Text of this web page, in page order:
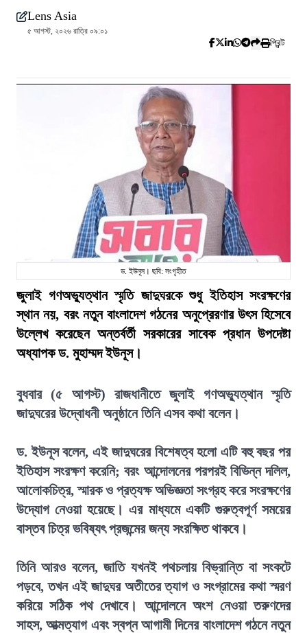
Lens Asia
৫ আগস্ট, ২০২৬ রাত্রি ০৯:০১
প্রিন্ট
ড. ইউনূস। ছবি: সংগৃহীত
জুলাই গণঅভ্যুত্থান স্মৃতি জাদুঘরকে শুধু ইতিহাস সংরক্ষণের
স্থান নয়, বরং নতুন বাংলাদেশ গঠনের অনুপ্রেরণার উৎস হিসেবে
উল্লেখ করেছেন অন্তর্বর্তী সরকারের সাবেক প্রধান উপদেষ্টা
অধ্যাপক ড. মুহাম্মদ ইউনূস।
বুধবার (৫ আগস্ট) রাজধানীতে জুলাই গণঅভ্যুত্থান স্মৃতি
জাদুঘরের উদ্বোধনী অনুষ্ঠানে তিনি এসব কথা বলেন।
ড. ইউনূস বলেন, এই জাদুঘরের বিশেষত্ব হলো এটি বহু বছর পর
ইতিহাস সংরক্ষণ করেনি; বরং আন্দোলনের পরপরই বিভিন্ন দলিল,
আলোকচিত্র, স্মারক ও প্রত্যক্ষ অভিজ্ঞতা সংগ্রহ করে সংরক্ষণের
উদ্যোগ নেওয়া হয়েছে। এর মাধ্যমে একটি গুরুত্বপূর্ণ সময়ের
বাস্তব চিত্র ভবিষ্যৎ প্রজন্মের জন্য সংরক্ষিত থাকবে।
তিনি আরও বলেন, জাতি যখনই পথচলায় বিভ্রান্তি বা সংকটে
পড়বে, তখন এই জাদুঘর অতীতের ত্যাগ ও সংগ্রামের কথা স্মরণ
করিয়ে সঠিক পথ দেখাবে। আন্দোলনে অংশ নেওয়া তরুণদের
সাহস, আত্মত্যাগ এবং স্বপ্ন আগামী দিনের বাংলাদেশ গঠনে নতুন